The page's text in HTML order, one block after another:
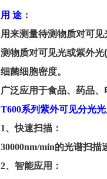
用 途：
用来测量待测物质对可
测物质对可见光或紫外光
细菌细胞密度。
广泛应用于食品、药品
T600系列紫外可见分光光
1、快速扫描：
30000nm/min的光谱扫描
2、智能应用：